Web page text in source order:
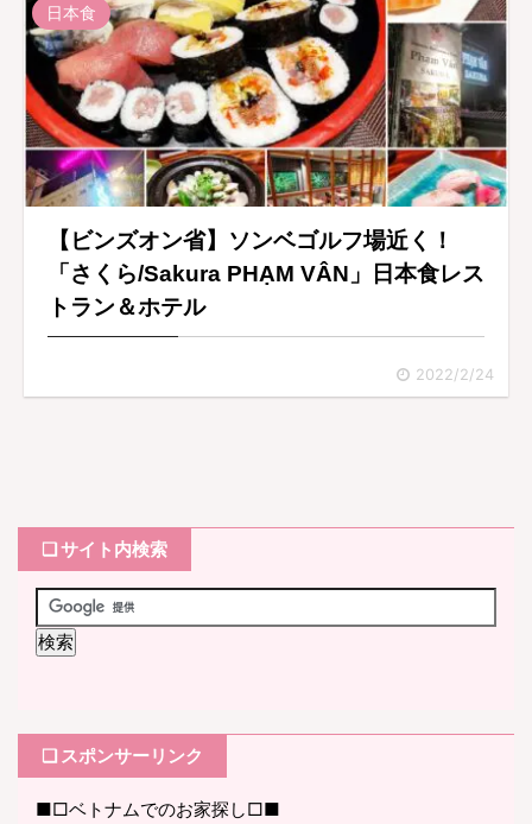
日本食
【ビンズオン省】ソンベゴルフ場近く！
「さくら/Sakura PHẠM VÂN」日本食レス
トラン＆ホテル
2022/2/24
❏ サイト内検索
❏ スポンサーリンク
■□ベトナムでのお家探し□■